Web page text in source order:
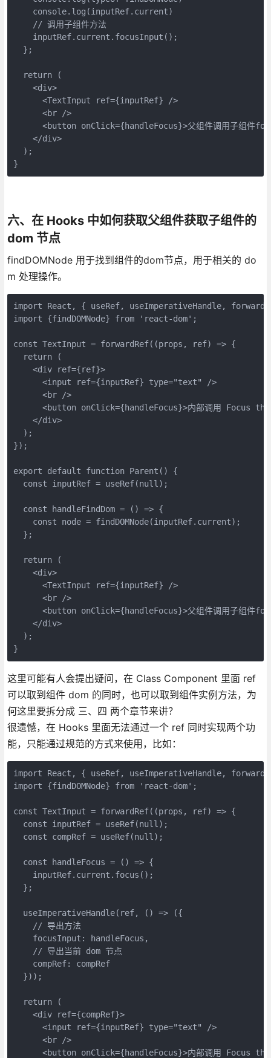
    console.log(inputRef.current)
    // 调用子组件方法
    inputRef.current.focusInput();
  };
  return (
    <div>
      <TextInput ref={inputRef} />
      <br />
<button onClick={handleFocus}>父组件调用子组件
    </div>
  );
}
六、在 Hooks 中如何获取父组件获取子组件的
dom 节点
findDOMNode 用于找到组件的dom节点，用于相关的 do
m 处理操作。
import React, { useRef, useImperativeHandle,
import {findDOMNode} from 'react-dom';
const TextInput = forwardRef((props, ref) => {
  return (
    <div ref={ref}>
      <input ref={inputRef} type="text" />
      <br />
<button onClick={handleFocus}>内部调用 Focus
    </div>
  );
});
export default function Parent() {
  const inputRef = useRef(null);
  const handleFindDom = () => {
    const node = findDOMNode(inputRef.current);
  };
  return (
    <div>
      <TextInput ref={inputRef} />
      <br />
<button onClick={handleFocus}>父组件调用子组件
    </div>
  );
}
这里可能有人会提出疑问，在 Class Component 里面 ref
可以取到组件 dom 的同时，也可以取到组件实例方法，为
何这里要拆分成 三、四 两个章节来讲？
很遗憾，在 Hooks 里面无法通过一个 ref 同时实现两个功
能，只能通过规范的方式来使用，比如：
import React, { useRef, useImperativeHandle,
import {findDOMNode} from 'react-dom';
const TextInput = forwardRef((props, ref) => {
  const inputRef = useRef(null);
  const compRef = useRef(null);
  const handleFocus = () => {
    inputRef.current.focus();
  };
  useImperativeHandle(ref, () => ({
    // 导出方法
    focusInput: handleFocus,
    // 导出当前 dom 节点
    compRef: compRef
  }));
  return (
    <div ref={compRef}>
      <input ref={inputRef} type="text" />
      <br />
<button onClick={handleFocus}>内部调用 Focus